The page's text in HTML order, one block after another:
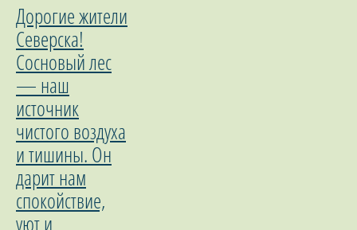
Дорогие жители
Северска!
Сосновый лес
— наш
источник
чистого воздуха
и тишины. Он
дарит нам
спокойствие,
уют и